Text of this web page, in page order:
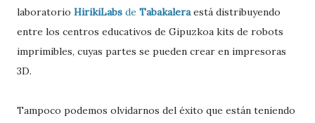
laboratorio HirikiLabs de Tabakalera está distribuyendo
entre los centros educativos de Gipuzkoa kits de robots
imprimibles, cuyas partes se pueden crear en impresoras
3D.
Tampoco podemos olvidarnos del éxito que están teniendo